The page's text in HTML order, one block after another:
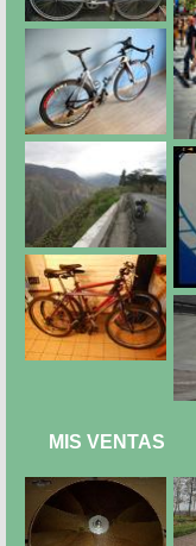
MIS VENTAS